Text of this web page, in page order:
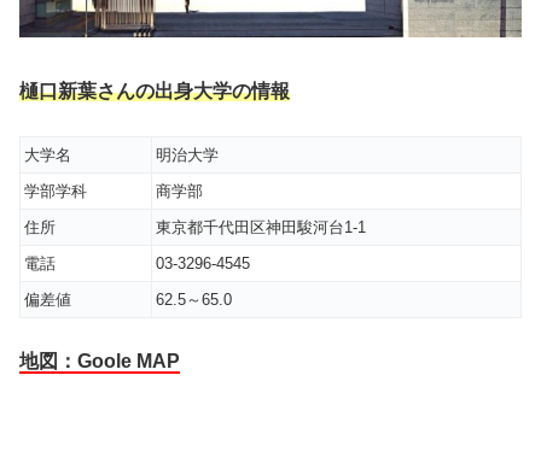
樋口新葉さんの出身大学の情報
大学名
明治大学
学部学科
商学部
住所
東京都千代田区神田駿河台1-1
電話
03-3296-4545
偏差値
62.5～65.0
地図：Goole MAP